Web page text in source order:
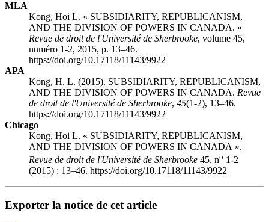
MLA
Kong, Hoi L. « SUBSIDIARITY, REPUBLICANISM,
AND THE DIVISION OF POWERS IN CANADA. »
Revue de droit de l'Université de Sherbrooke, volume 45,
numéro 1-2, 2015, p. 13–46.
https://doi.org/10.17118/11143/9922
APA
Kong, H. L. (2015). SUBSIDIARITY, REPUBLICANISM,
AND THE DIVISION OF POWERS IN CANADA. Revue
de droit de l'Université de Sherbrooke, 45(1-2), 13–46.
https://doi.org/10.17118/11143/9922
Chicago
Kong, Hoi L. « SUBSIDIARITY, REPUBLICANISM,
AND THE DIVISION OF POWERS IN CANADA ».
Revue de droit de l'Université de Sherbrooke 45, no 1-2
(2015) : 13–46. https://doi.org/10.17118/11143/9922
Exporter la notice de cet article